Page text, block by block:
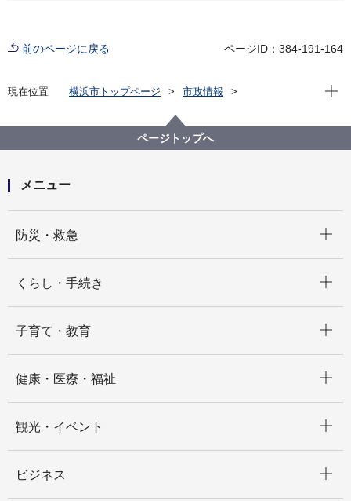
前のページに戻る ページID：384-191-164
現在位置 横浜市トップページ
市政情報
中小企業の設備投資をサポートします
現在
ページトップへ
メニュー
防災・救急
くらし・手続き
子育て・教育
健康・医療・福祉
観光・イベント
ビジネス